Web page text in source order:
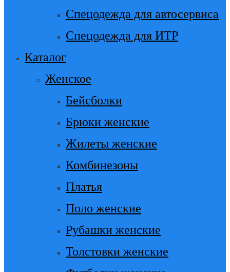
Спецодежда для автосервиса
Спецодежда для ИТР
Каталог
Женское
Бейсболки
Брюки женские
Жилеты женские
Комбинезоны
Платья
Поло женские
Рубашки женские
Толстовки женские